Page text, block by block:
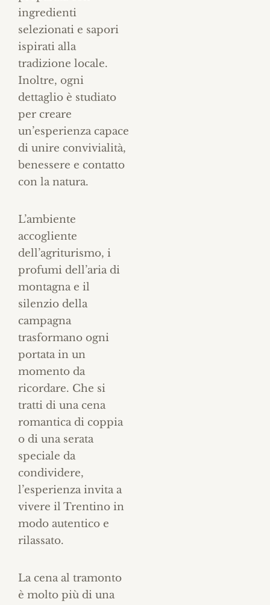
ingredienti
selezionati e sapori
ispirati alla
tradizione locale.
Inoltre, ogni
dettaglio è studiato
per creare
un’esperienza capace
di unire convivialità,
benessere e contatto
con la natura.
L’ambiente
accogliente
dell’agriturismo, i
profumi dell’aria di
montagna e il
silenzio della
campagna
trasformano ogni
portata in un
momento da
ricordare. Che si
tratti di una cena
romantica di coppia
o di una serata
speciale da
condividere,
l’esperienza invita a
vivere il Trentino in
modo autentico e
rilassato.
La cena al tramonto
è molto più di una